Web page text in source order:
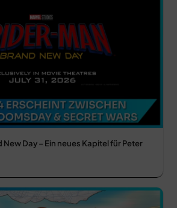
Day – Ein neues Kapitel für Peter